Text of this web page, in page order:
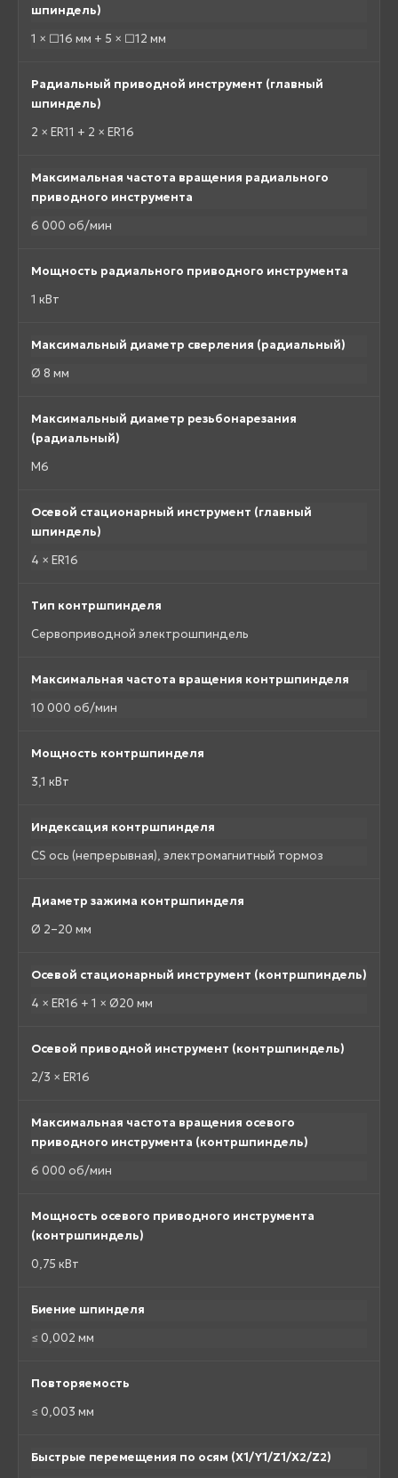
шпиндель)
1 × □16 мм + 5 × □12 мм
Радиальный приводной инструмент (главный
шпиндель)
2 × ER11 + 2 × ER16
Максимальная частота вращения радиального
приводного инструмента
6 000 об/мин
Мощность радиального приводного инструмента
1 кВт
Максимальный диаметр сверления (радиальный)
Ø 8 мм
Максимальный диаметр резьбонарезания
(радиальный)
M6
Осевой стационарный инструмент (главный
шпиндель)
4 × ER16
Тип контршпинделя
Сервоприводной электрошпиндель
Максимальная частота вращения контршпинделя
10 000 об/мин
Мощность контршпинделя
3,1 кВт
Индексация контршпинделя
CS ось (непрерывная), электромагнитный тормоз
Диаметр зажима контршпинделя
Ø 2–20 мм
Осевой стационарный инструмент (контршпиндель)
4 × ER16 + 1 × Ø20 мм
Осевой приводной инструмент (контршпиндель)
2/3 × ER16
Максимальная частота вращения осевого
приводного инструмента (контршпиндель)
6 000 об/мин
Мощность осевого приводного инструмента
(контршпиндель)
0,75 кВт
Биение шпинделя
≤ 0,002 мм
Повторяемость
≤ 0,003 мм
Быстрые перемещения по осям (X1/Y1/Z1/X2/Z2)